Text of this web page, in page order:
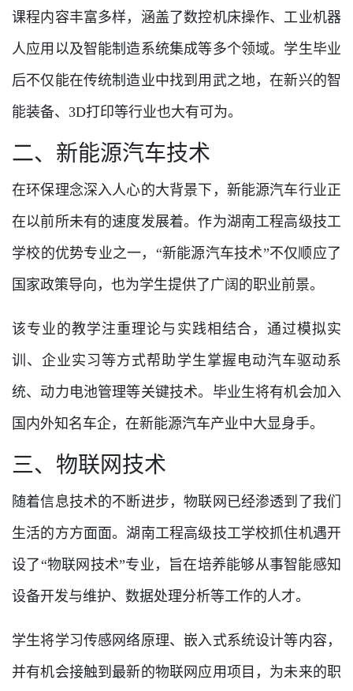
课程内容丰富多样，涵盖了数控机床操作、工业机器
人应用以及智能制造系统集成等多个领域。学生毕业
后不仅能在传统制造业中找到用武之地，在新兴的智
能装备、3D打印等行业也大有可为。
二、新能源汽车技术
在环保理念深入人心的大背景下，新能源汽车行业正
在以前所未有的速度发展着。作为湖南工程高级技工
学校的优势专业之一，“新能源汽车技术”不仅顺应了
国家政策导向，也为学生提供了广阔的职业前景。
该专业的教学注重理论与实践相结合，通过模拟实
训、企业实习等方式帮助学生掌握电动汽车驱动系
统、动力电池管理等关键技术。毕业生将有机会加入
国内外知名车企，在新能源汽车产业中大显身手。
三、物联网技术
随着信息技术的不断进步，物联网已经渗透到了我们
生活的方方面面。湖南工程高级技工学校抓住机遇开
设了“物联网技术”专业，旨在培养能够从事智能感知
设备开发与维护、数据处理分析等工作的人才。
学生将学习传感网络原理、嵌入式系统设计等内容，
并有机会接触到最新的物联网应用项目，为未来的职